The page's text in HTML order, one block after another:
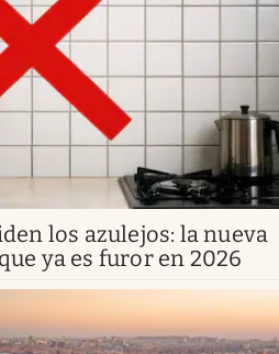
los azulejos: la nueva
ya es furor en 2026